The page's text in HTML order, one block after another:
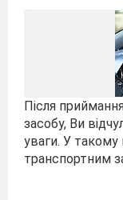
Після
засобу, Ви
уваги. У
транспортним